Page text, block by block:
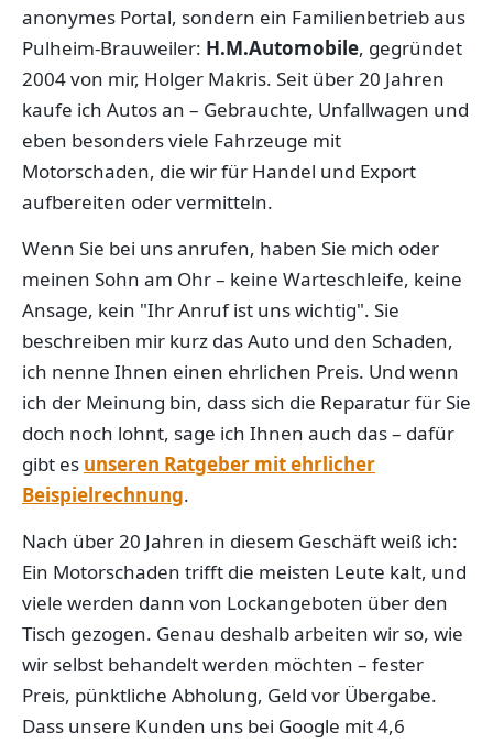
anonymes Portal, sondern ein Familienbetrieb aus
Pulheim-Brauweiler: H.M.Automobile, gegründet
2004 von mir, Holger Makris. Seit über 20 Jahren
kaufe ich Autos an – Gebrauchte, Unfallwagen und
eben besonders viele Fahrzeuge mit
Motorschaden, die wir für Handel und Export
aufbereiten oder vermitteln.
Wenn Sie bei uns anrufen, haben Sie mich oder
meinen Sohn am Ohr – keine Warteschleife, keine
Ansage, kein "Ihr Anruf ist uns wichtig". Sie
beschreiben mir kurz das Auto und den Schaden,
ich nenne Ihnen einen ehrlichen Preis. Und wenn
ich der Meinung bin, dass sich die Reparatur für Sie
doch noch lohnt, sage ich Ihnen auch das – dafür
gibt es unseren Ratgeber mit ehrlicher
Beispielrechnung.
Nach über 20 Jahren in diesem Geschäft weiß ich:
Ein Motorschaden trifft die meisten Leute kalt, und
viele werden dann von Lockangeboten über den
Tisch gezogen. Genau deshalb arbeiten wir so, wie
wir selbst behandelt werden möchten – fester
Preis, pünktliche Abholung, Geld vor Übergabe.
Dass unsere Kunden uns bei Google mit 4,6